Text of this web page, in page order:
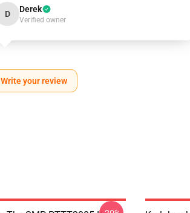
D Derek
Verified owner
Write your review